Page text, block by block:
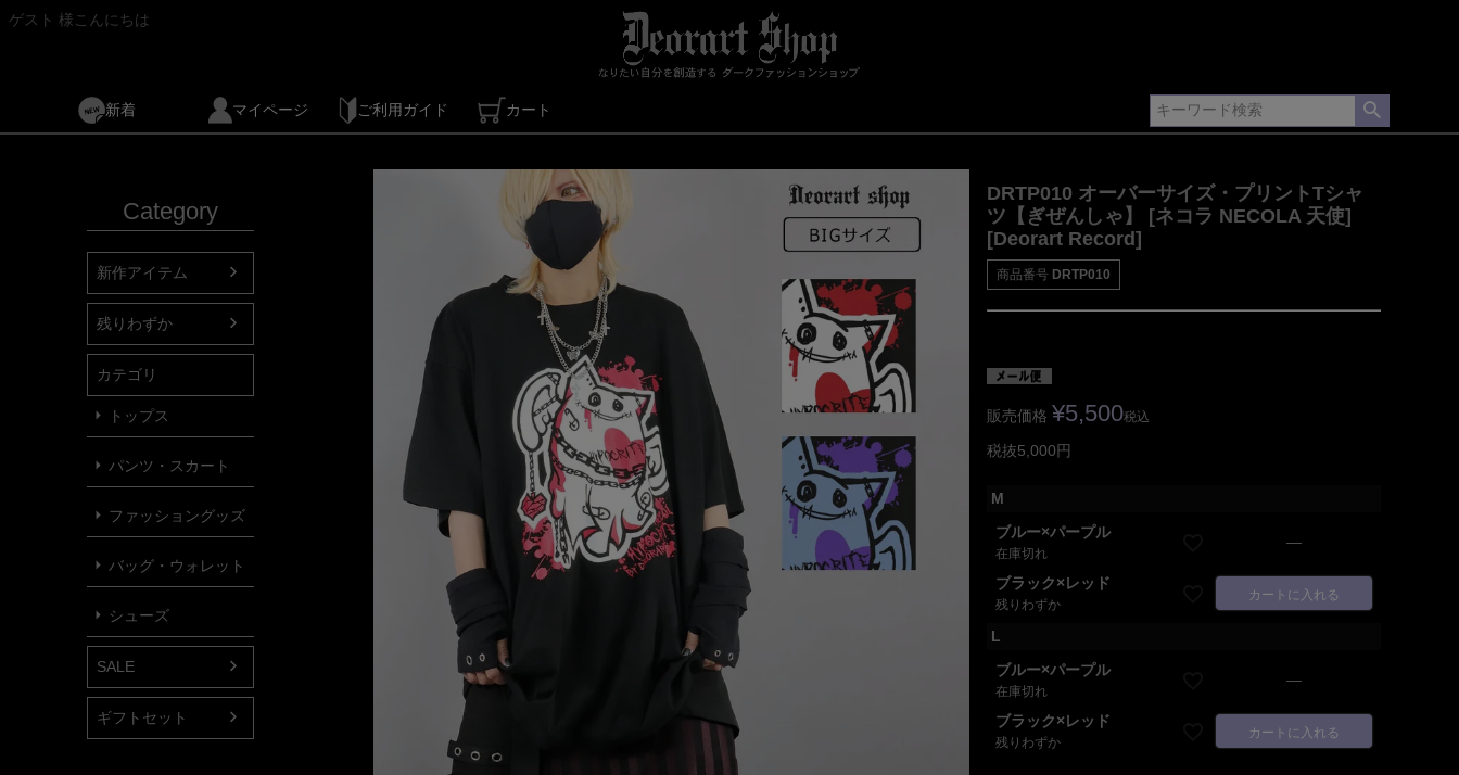
ゲスト 様こんにちは
新着 マイページ ご利用ガイド カート
Category
新作アイテム
残りわずか
カテゴリ
トップス
パンツ・スカート
ファッショングッズ
バッグ・ウォレット
シューズ
SALE
ギフトセット
DRTP010 オーバーサイズ・プリントTシャ
ツ【ぎぜんしゃ】 [ネコラ NECOLA 天使]
[Deorart Record]
商品番号 DRTP010
販売価格 ¥5,500税込
税抜5,000円
M
ブルー×パープル
在庫切れ
—
ブラック×レッド
残りわずか
カートに入れる
L
ブルー×パープル
在庫切れ
—
ブラック×レッド
残りわずか
カートに入れる